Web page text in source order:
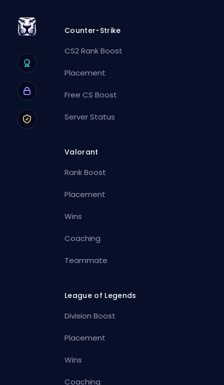
Counter-Strike
CS2 Rank Boost
Placement
Free CS Boost
Server Status
Valorant
Rank Boost
Placement
Wins
Coaching
Teammate
League of Legends
Division Boost
Placement
Wins
Coaching